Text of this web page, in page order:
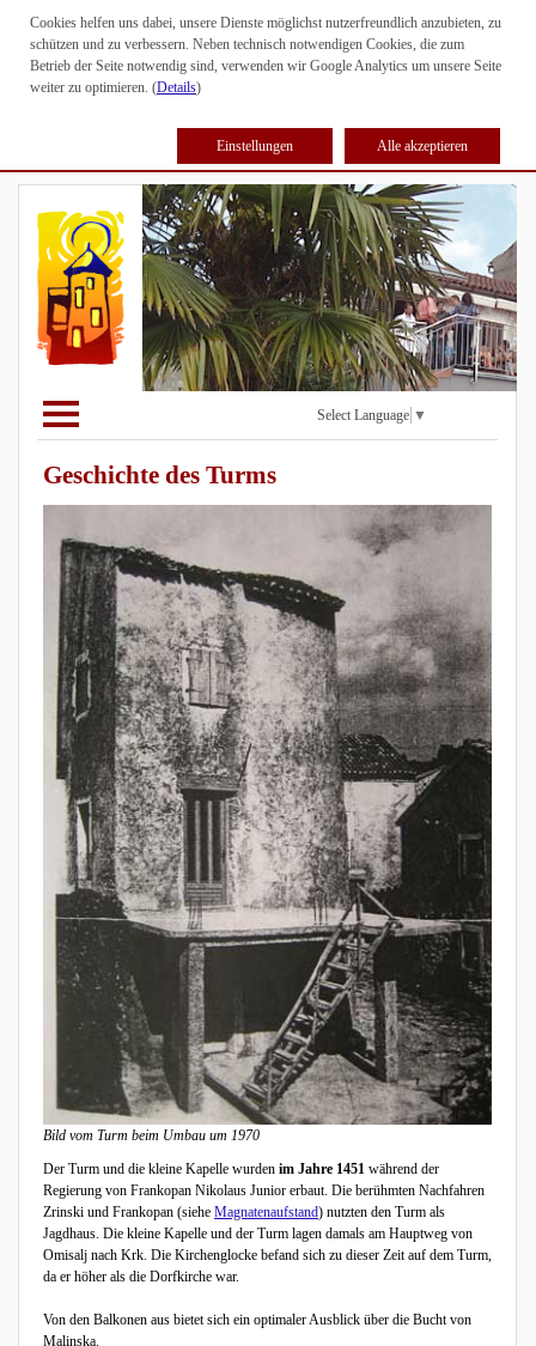
Cookies helfen uns dabei, unsere Dienste möglichst nutzerfreundlich anzubieten, zu
schützen und zu verbessern. Neben technisch notwendigen Cookies, die zum
Betrieb der Seite notwendig sind, verwenden wir Google Analytics um unsere Seite
weiter zu optimieren. (Details)
Einstellungen Alle akzeptieren
Select Language ▼
Geschichte des Turms
Bild vom Turm beim Umbau um 1970
Der Turm und die kleine Kapelle wurden im Jahre 1451 während der
Regierung von Frankopan Nikolaus Junior erbaut. Die berühmten Nachfahren
Zrinski und Frankopan (siehe Magnatenaufstand) nutzten den Turm als
Jagdhaus. Die kleine Kapelle und der Turm lagen damals am Hauptweg von
Omisalj nach Krk. Die Kirchenglocke befand sich zu dieser Zeit auf dem Turm,
da er höher als die Dorfkirche war.
Von den Balkonen aus bietet sich ein optimaler Ausblick über die Bucht von
Malinska.